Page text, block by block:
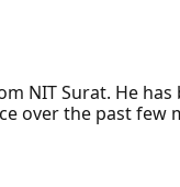
NIT Surat. He has
over the past few